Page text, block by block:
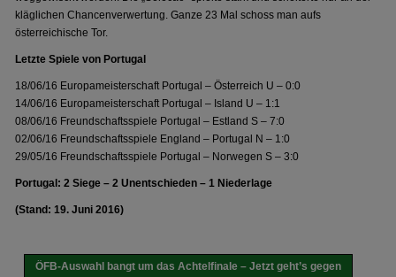
kläglichen Chancenverwertung. Ganze 23 Mal schoss man aufs
österreichische Tor.
Letzte Spiele von Portugal
18/06/16 Europameisterschaft Portugal – Österreich U – 0:0
14/06/16 Europameisterschaft Portugal – Island U – 1:1
08/06/16 Freundschaftsspiele Portugal – Estland S – 7:0
02/06/16 Freundschaftsspiele England – Portugal N – 1:0
29/05/16 Freundschaftsspiele Portugal – Norwegen S – 3:0
Portugal: 2 Siege – 2 Unentschieden – 1 Niederlage
(Stand: 19. Juni 2016)
ÖFB-Auswahl bangt um das Achtelfinale – Jetzt geht’s gegen